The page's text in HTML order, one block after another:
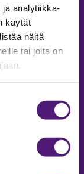
ja analytiikka-
käytät
näitä
tai joita on